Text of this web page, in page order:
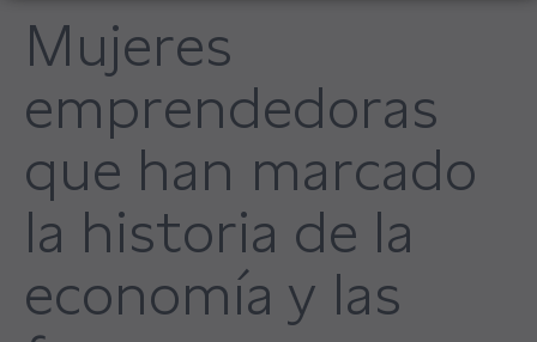
Mujeres
emprendedoras
que han marcado
la historia de la
economía y las